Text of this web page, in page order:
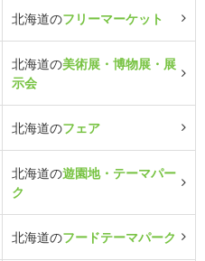
北海道のフリーマーケット
北海道の美術展・博物展・展
示会
北海道のフェア
北海道の遊園地・テーマパー
ク
北海道のフードテーマパーク